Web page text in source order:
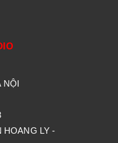
NỘI
HOANG LY -